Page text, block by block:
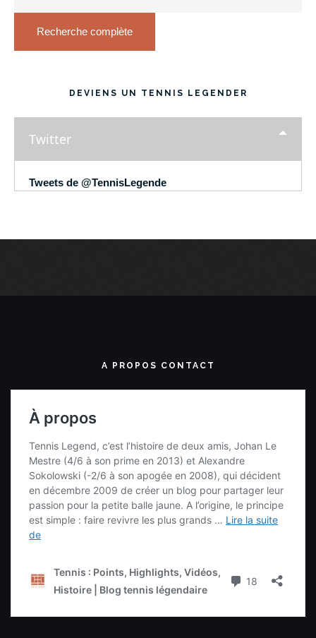
Recherche complète
DEVIENS UN TENNIS LEGENDER
Twitter
Tweets de @TennisLegende
A PROPOS CONTACT